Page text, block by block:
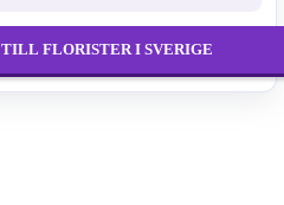
TILL FLORISTER I SVERIGE